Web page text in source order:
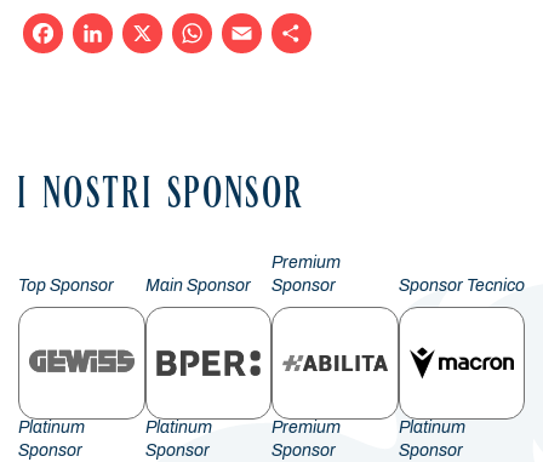
I NOSTRI SPONSOR
Top Sponsor Main Sponsor
Premium
Sponsor
Sponsor Tecnico
Platinum
Sponsor
Platinum
Sponsor
Premium
Sponsor
Platinum
Sponsor